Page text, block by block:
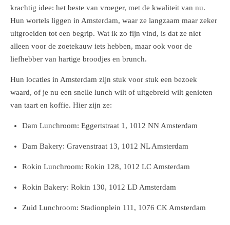
krachtig idee: het beste van vroeger, met de kwaliteit van nu.
Hun wortels liggen in Amsterdam, waar ze langzaam maar zeker
uitgroeiden tot een begrip. Wat ik zo fijn vind, is dat ze niet
alleen voor de zoetekauw iets hebben, maar ook voor de
liefhebber van hartige broodjes en brunch.
Hun locaties in Amsterdam zijn stuk voor stuk een bezoek
waard, of je nu een snelle lunch wilt of uitgebreid wilt genieten
van taart en koffie. Hier zijn ze:
Dam Lunchroom: Eggertstraat 1, 1012 NN Amsterdam
Dam Bakery: Gravenstraat 13, 1012 NL Amsterdam
Rokin Lunchroom: Rokin 128, 1012 LC Amsterdam
Rokin Bakery: Rokin 130, 1012 LD Amsterdam
Zuid Lunchroom: Stadionplein 111, 1076 CK Amsterdam